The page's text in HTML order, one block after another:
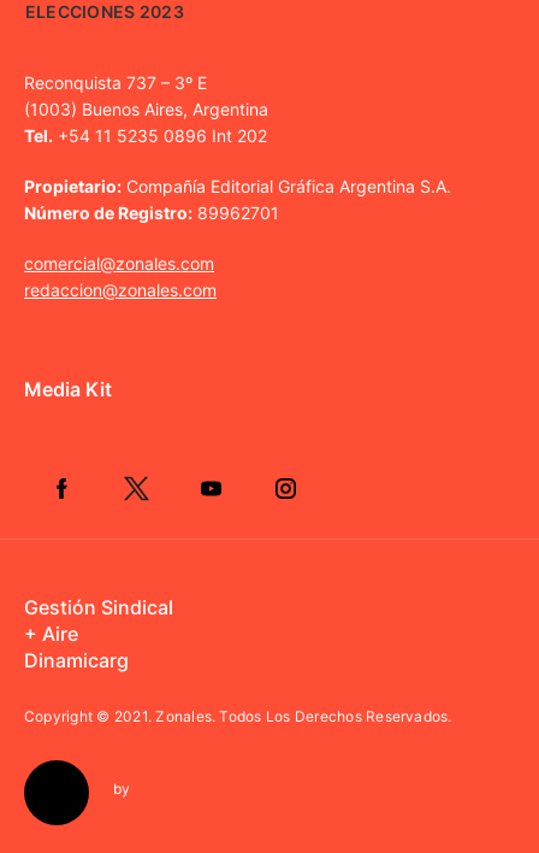
ELECCIONES 2023
Reconquista 737 – 3º E
(1003) Buenos Aires, Argentina
Tel. +54 11 5235 0896 Int 202
Propietario: Compañía Editorial Gráfica Argentina S.A.
Número de Registro: 89962701
comercial@zonales.com
redaccion@zonales.com
Media Kit
Gestión Sindical
+ Aire
Dinamicarg
Copyright © 2021.Zonales. Todos Los Derechos Reservados.
by